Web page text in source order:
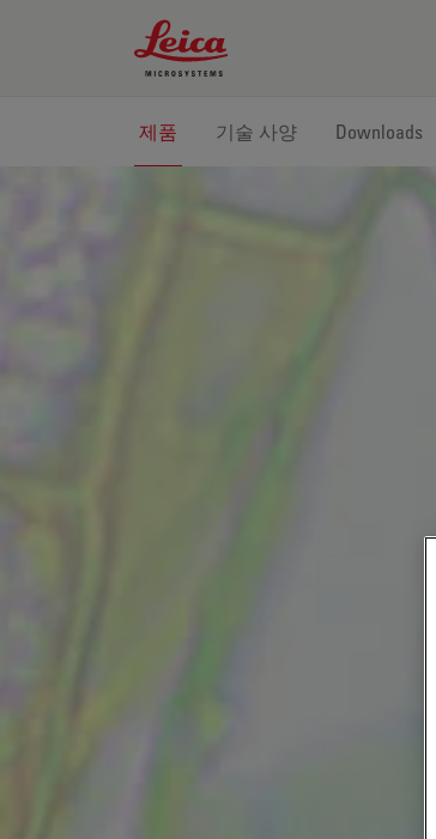
Leica Microsystems Logo
제품 기술 사양 Downloads